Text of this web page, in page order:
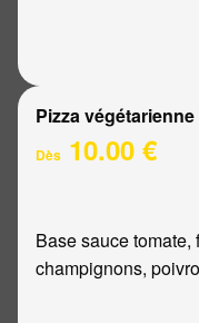
Pizza végétarienne
Dès 10.00 €
Base sauce tomate,
champignons,